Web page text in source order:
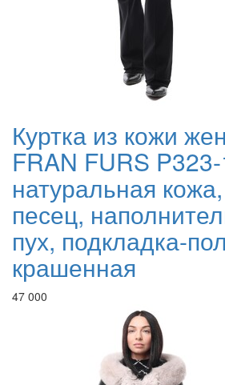
Куртка из кожи
FRAN FURS P323-
натуральная
песец,
пух, подкладка-
крашенная
47 000